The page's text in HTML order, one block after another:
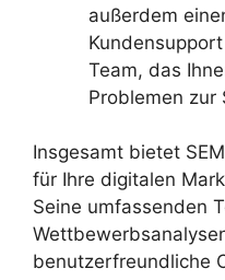
außerdem
Team, das
Problemen zur
Insgesamt bietet
für Ihre digitalen
Seine umfassenden
benutzerfreundliche